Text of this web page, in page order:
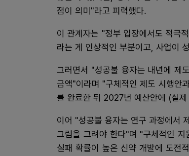
점이 의미"라고 피력했다.
이 관계자는 "정부 입장에서도 적극
라는 게 인상적인 부분이고, 사업이
그러면서 "성공불 융자는 내년에 제
금액"이라며 "구체적인 제도 시행안
를 완료한 뒤 2027년 예산안에 (실
이어 "성공불 융자는 연구 과정에서
그림을 그려야 한다"며 "구체적인 지
실패 확률이 높은 신약 개발에 도전